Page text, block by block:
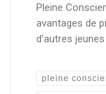
Pleine
avantages de
d’autres
pleine